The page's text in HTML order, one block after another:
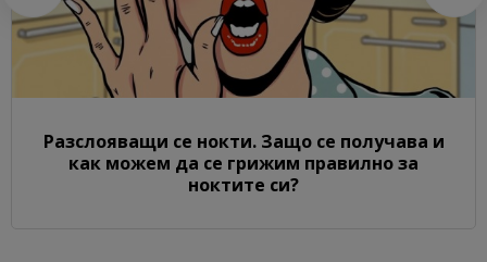
Разслояващи се нокти. Защо се получава и
как можем да се грижим правилно за
ноктите си?